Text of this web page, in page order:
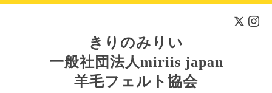
きりのみりい
一般社団法人miriis japan
羊毛フェルト協会